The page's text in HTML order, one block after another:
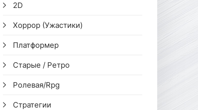
2D
Хоррор (Ужастики)
Платформер
Старые / Ретро
Ролевая/Rpg
Стратегии